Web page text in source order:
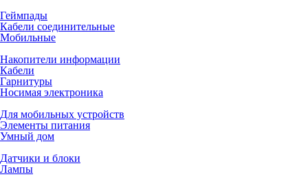
Геймпады
Кабели соединительные
Мобильные
Накопители информации
Кабели
Гарнитуры
Носимая электроника
Для мобильных устройств
Элементы питания
Умный дом
Датчики и блоки
Лампы